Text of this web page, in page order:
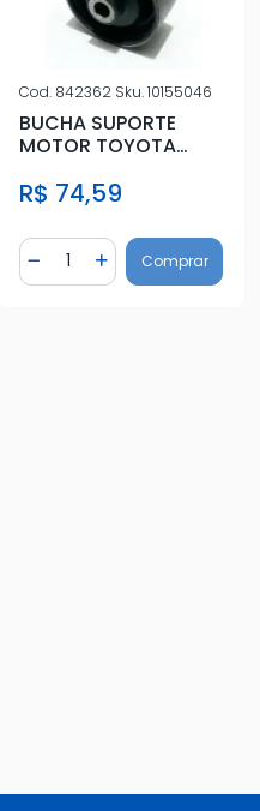
Cod. 842362 Sku.10155046
BUCHA SUPORTE
MOTOR TOYOTA
(80X53X12)
R$ 74,59
Diminuir Quantidade
Quantidade
AdicionarComprar